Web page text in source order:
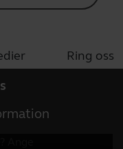
Ring oss